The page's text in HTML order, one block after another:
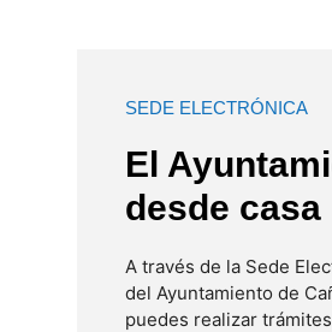
SEDE ELECTRÓNICA
El
desde casa
A través de la Sede
del Ayuntamiento de
puedes realizar trámites